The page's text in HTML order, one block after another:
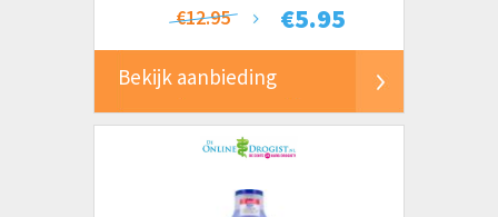
€5.95
€12.95
Bekijk aanbieding